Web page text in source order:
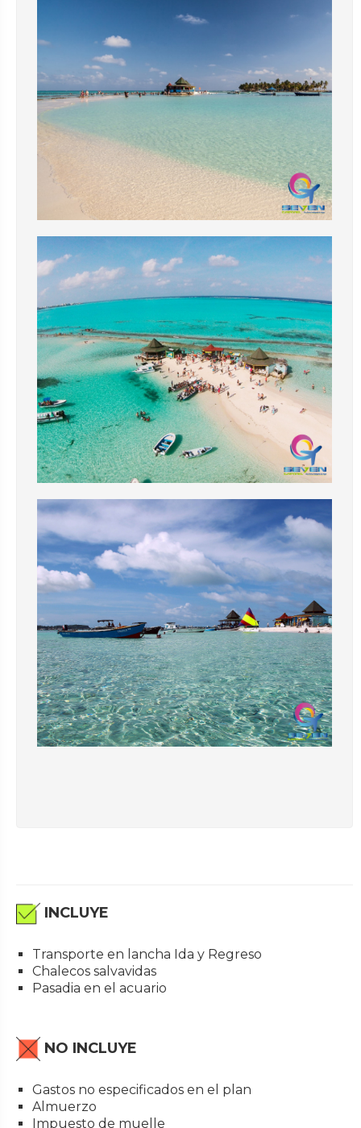
INCLUYE
Transporte en lancha Ida y Regreso
Chalecos salvavidas
Pasadia en el acuario
NO INCLUYE
Gastos no especificados en el plan
Almuerzo
Impuesto de muelle